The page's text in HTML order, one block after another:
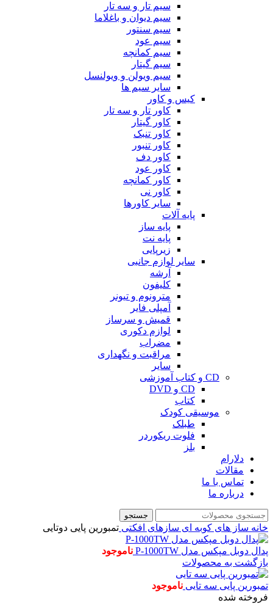
سیم تار و سه تار
سیم دیوان و باغلاما
سیم سنتور
سیم عود
سیم کمانچه
سیم گیتار
سیم ویولن و ویولنسل
سایر سیم ها
کیس و کاور
کاور تار و سه تار
کاور گیتار
کاور تنبک
کاور تنبور
کاور دف
کاور عود
کاور کمانچه
کاور نی
سایر کاورها
پایه آلات
پایه ساز
پایه نت
زیرپایی
سایر لوازم جانبی
آرشه
کلیفون
مترونوم و تیونر
آمپلی فایر
قمیش و سرساز
لوازم دکوری
مضراب
مراقبت و نگهداری
سایر
CD و کتاب آموزشی
CD و DVD
کتاب
موسیقی کودک
طبلک
فلوت ریکوردر
بلز
دلارام
مقالات
تماس با ما
درباره ما
جستجو
خانه ساز های کوبه ای سازهای افکتی تمبورین پایی دوتایی
پدال دوبل مپکس مدل P-1000TW
ناموجود
بازگشت به محصولات
تمبورین پایی سه تایی ناموجود
فروخته شده